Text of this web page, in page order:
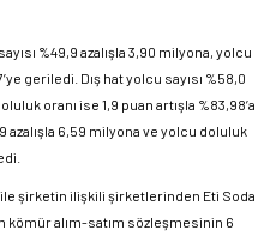
%49,9 azalışla 3,90 milyona, yolcu
geriledi. Dış hat yolcu sayısı %58,0
oranı ise 1,9 puan artışla %83,98’a
azalışla 6,59 milyona ve yolcu doluluk
ile şirketin ilişkili şirketlerinden Eti Soda
kömür alım-satım sözleşmesinin 6